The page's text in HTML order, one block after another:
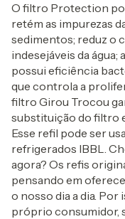
O filtro Protection
retém as impurezas
sedimentos; reduz o
indesejáveis da água;
possui eficiência
que controla a
filtro Girou Trocou
substituição do filtro
Esse refil pode ser
refrigerados IBBL.
agora? Os refis
pensando em
o nosso dia a dia.
próprio consumidor,